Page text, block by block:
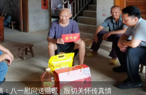
：八一慰问送温暖 殷切关怀传真情